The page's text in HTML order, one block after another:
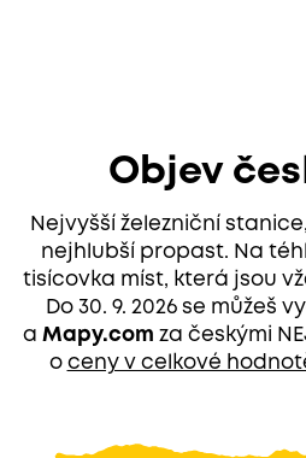
Objev
Nejvyšší železniční
nejhlubší propast. Na
tisícovka míst, která jsou
Do 30. 9. 2026 se můžeš
a Mapy.com za českými
o ceny v celkové